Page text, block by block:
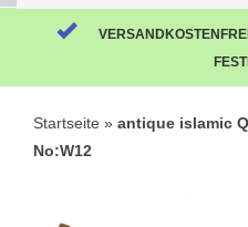
Startseite » antique islamic
No:W12